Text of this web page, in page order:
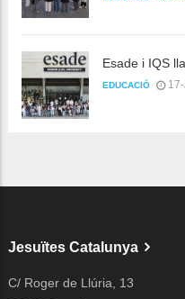
Esade i IQS
EDUCACIÓ
Jesuïtes Catalunya
C/ Roger de Llúria, 13